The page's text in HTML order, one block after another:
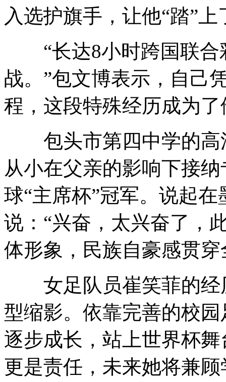
入选护旗手，让他“踏”
“长达8小时跨国联合
战。”包文博表示，自己
程，这段特殊经历成为
包头市第四中学的高
从小在父亲的影响下接
球“主席杯”冠军。说起
说：“兴奋，太兴奋了，
体形象，民族自豪感贯穿
女足队员崔笑菲的经
型缩影。依靠完善的校
逐步成长，站上世界杯
更是责任，未来她将兼